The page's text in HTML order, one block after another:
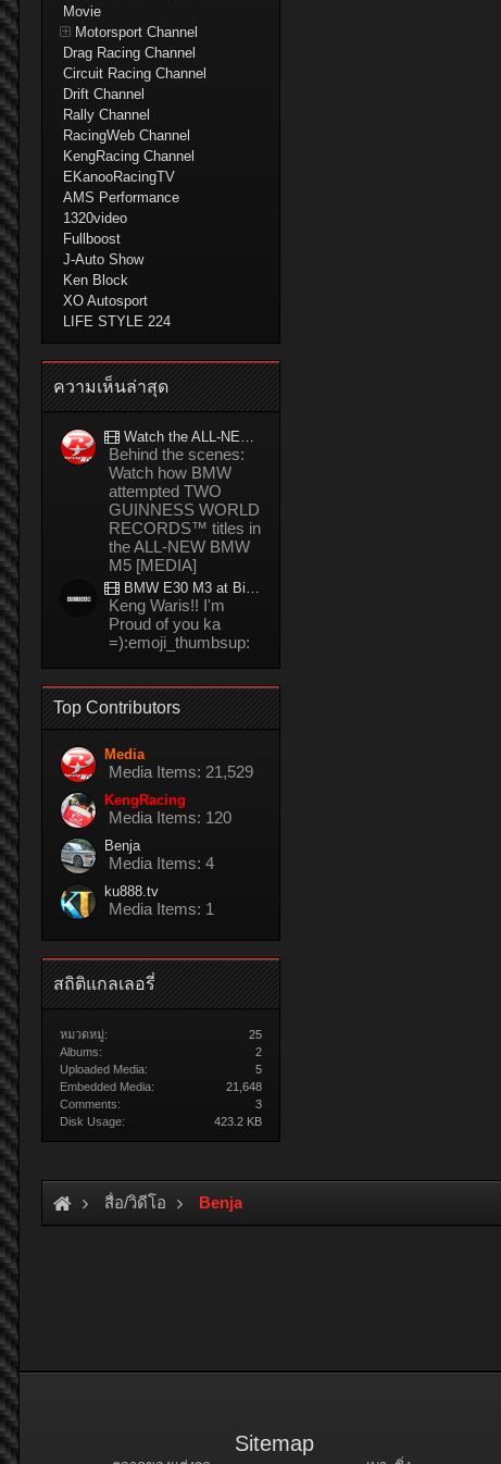
Movie
Motorsport Channel
Drag Racing Channel
Circuit Racing Channel
Drift Channel
Rally Channel
RacingWeb Channel
KengRacing Channel
EKanooRacingTV
AMS Performance
1320video
Fullboost
J-Auto Show
Ken Block
XO Autosport
LIFE STYLE 224
ความเห็นล่าสุด
Watch the ALL-NEW BMW M5 refuel mid-drift to take TWO GUINNESS WORLD RECORDS™ titles
Behind the scenes:
Watch how BMW
attempted TWO
GUINNESS WORLD
RECORDS™ titles in
the ALL-NEW BMW
M5 [MEDIA]
BMW E30 M3 at Bira circuit Thailand in 02/2008
Keng Waris!! I'm
Proud of you ka
=):emoji_thumbsup:
Top Contributors
Media
Media Items: 21,529
KengRacing
Media Items: 120
Benja
Media Items: 4
ku888.tv
Media Items: 1
สถิติแกลเลอรี่
หมวดหมู่:
25
Albums:
2
Uploaded Media:
5
Embedded Media:
21,648
Comments:
3
Disk Usage:
423.2 KB
สื่อ/วิดีโอ Benja
Sitemap